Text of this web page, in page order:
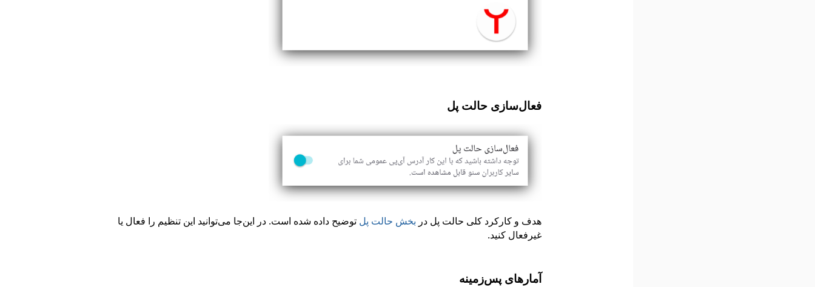
فعال‌سازی حالت پل
هدف و کارکرد کلی حالت پل در بخش حالت پل توضیح داده شده است. در این‌جا می‌توانید این تنظیم را فعال یا
غیرفعال کنید.
آمارهای پس‌زمینه